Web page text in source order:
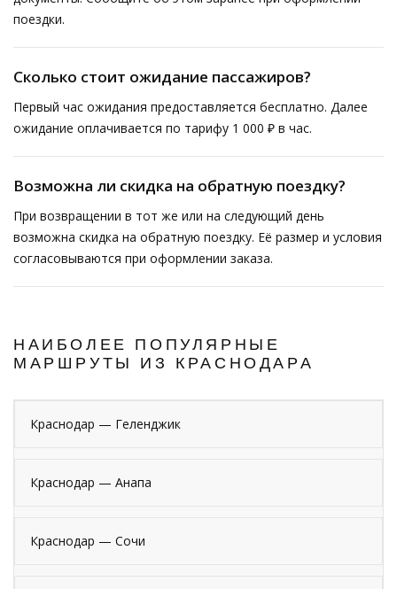
поездки.
Сколько стоит ожидание пассажиров?
Первый час ожидания предоставляется бесплатно. Далее
ожидание оплачивается по тарифу 1 000 ₽ в час.
Возможна ли скидка на обратную поездку?
При возвращении в тот же или на следующий день
возможна скидка на обратную поездку. Её размер и условия
согласовываются при оформлении заказа.
НАИБОЛЕЕ ПОПУЛЯРНЫЕ
МАРШРУТЫ ИЗ КРАСНОДАРА
Краснодар — Геленджик
Краснодар — Анапа
Краснодар — Сочи